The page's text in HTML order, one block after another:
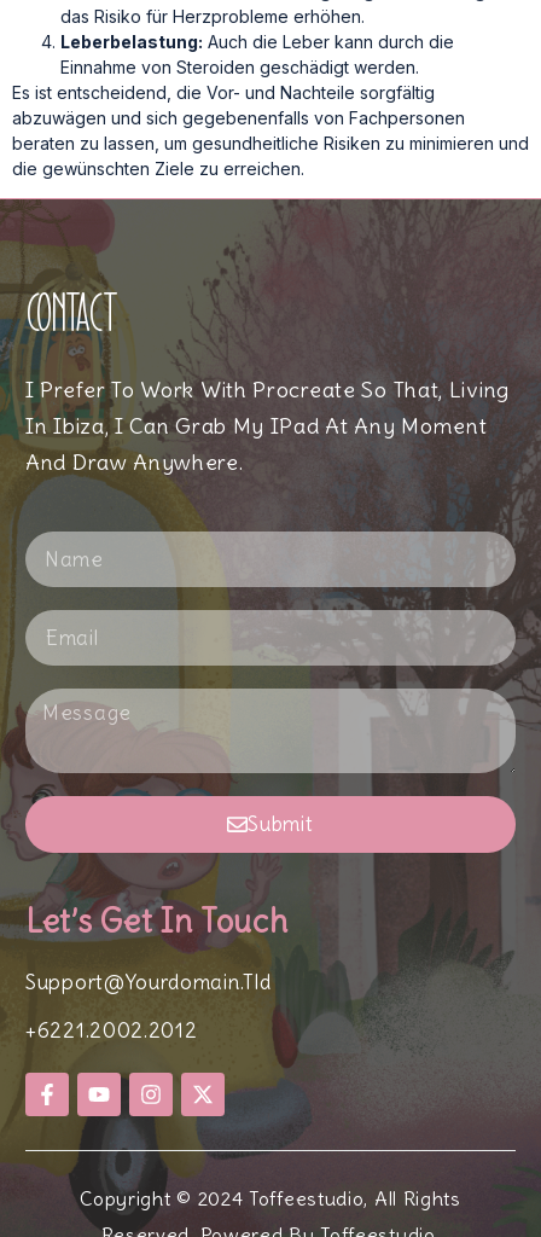
das Risiko für Herzprobleme erhöhen.
Leberbelastung: Auch die Leber kann durch die
Einnahme von Steroiden geschädigt werden.
Es ist entscheidend, die Vor- und Nachteile sorgfältig
abzuwägen und sich gegebenenfalls von Fachpersonen
beraten zu lassen, um gesundheitliche Risiken zu minimieren und
die gewünschten Ziele zu erreichen.
Contact
I Prefer To Work With Procreate So That, Living
In Ibiza, I Can Grab My IPad At Any Moment
And Draw Anywhere.
Submit
Let’s Get In Touch
Support@yourdomain.tld
+6221.2002.2012
Copyright © 2024 Toffeestudio, All Rights